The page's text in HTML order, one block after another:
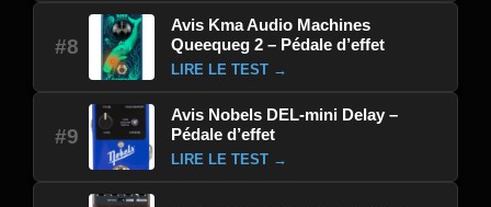
#8
Avis Kma Audio Machines
Queequeg 2 – Pédale d’effet
LIRE LE TEST →
#9
Avis Nobels DEL-mini Delay –
Pédale d’effet
LIRE LE TEST →